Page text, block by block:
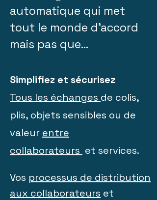
automatique qui met
tout le monde d'accord
mais pas que...
Simplifiez et sécurisez
Tous les échanges de colis,
plis, objets sensibles ou de
valeur entre
collaborateurs et services.
Vos processus de distribution
aux collaborateurs et